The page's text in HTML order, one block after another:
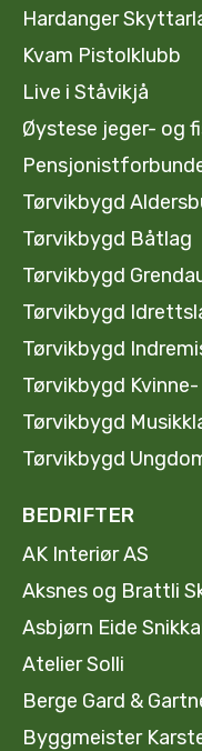
Hardanger
Kvam Pistolklubb
Live i Ståvikjå
Øystese jeger- og
Tørvikbygd
Tørvikbygd Båtlag
Tørvikbygd
Tørvikbygd
Tørvikbygd
Tørvikbygd
Tørvikbygd
Tørvikbygd
BEDRIFTER
AK Interiør AS
Aksnes og Brattli
Asbjørn Eide
Atelier Solli
Berge Gard &
Byggmeister